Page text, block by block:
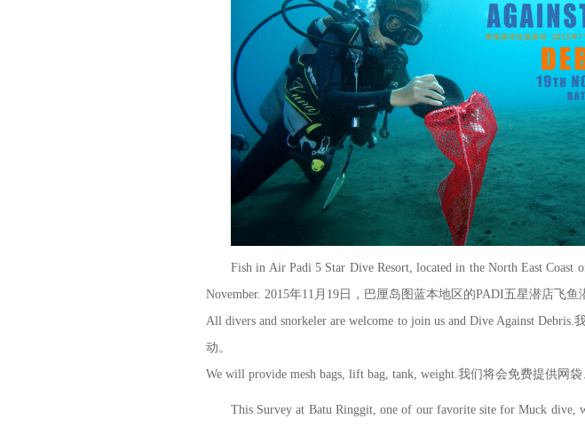
Fish in Air Padi 5 Star Dive Resort, located in the North East
November. 2015年11月19日，巴厘岛图蓝本地区的PADI五星潜店飞
All divers and snorkeler are welcome to join us and Dive Against
动。
We will provide mesh bags, lift bag, tank, weight.我们将会免费提供网
This Survey at Batu Ringgit, one of our favorite site for Muck dive,